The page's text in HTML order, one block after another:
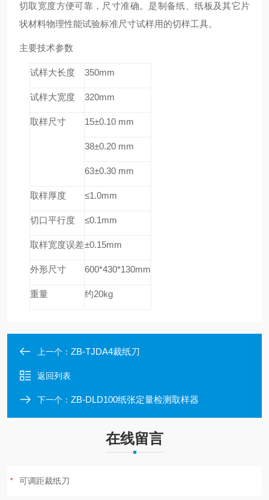
切取宽度方便可靠，尺寸准确。是制备纸、纸板及其它片
状材料物理性能试验标准尺寸试样用的切样工具。
主要技术参数
试样大长度 350mm
试样大宽度 320mm
取样尺寸 15±0.10 mm
38±0.20 mm
63±0.30 mm
取样厚度 ≤1.0mm
切口平行度 ≤0.1mm
取样宽度误差±0.15mm
外形尺寸 600*430*130mm
重量 约20kg
上一个： ZB-TJDA4裁纸刀
返回列表
下一个： ZB-DLD100纸张定量检测取样器
在线留言